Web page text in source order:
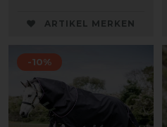
ARTIKEL MERKEN
-10%